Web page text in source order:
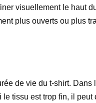
visuellement le haut
plus ouverts ou plus
de vie du t-shirt.
tissu est trop fin, il peut